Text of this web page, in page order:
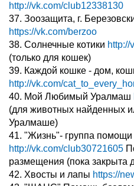
http://vk.com/club12338130
37. Зоозащита, г.
https://vk.com/berzoo
38. Солнечные котики http://
(только для кошек)
39. Каждой кошке - дом,
http://vk.com/
40. Мой Любимый Уралмаш
(для животных найденных
Уралмаше)
41. "Жизнь"- группа
http://vk.com/club30721605
размещения (пока закрыта
42. Хвосты и лапы https://